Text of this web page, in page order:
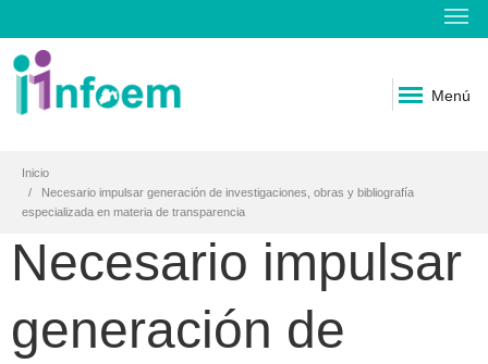
Menú
Inicio
Necesario impulsar generación de investigaciones, obras y bibliografía
especializada en materia de transparencia
Necesario impulsar
generación de